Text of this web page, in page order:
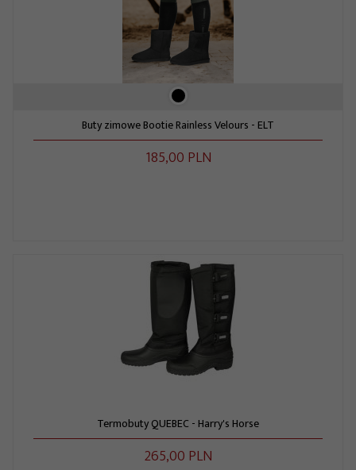
Buty zimowe Bootie Rainless Velours - ELT
185,00 PLN
Termobuty QUEBEC - Harry's Horse
265,00 PLN